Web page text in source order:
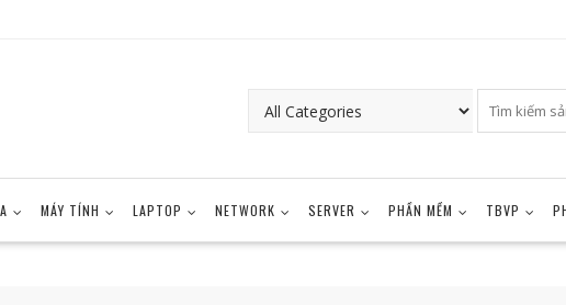
MÁY TÍNH LAPTOP NETWORK SERVER PHẦN MỀM TBVP